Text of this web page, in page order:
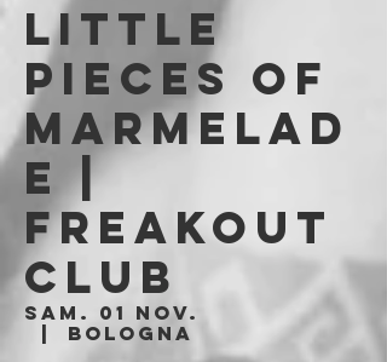
Little
Pieces of
Marmelad
e |
Freakout
Club
sam. 01 nov.
Bologna